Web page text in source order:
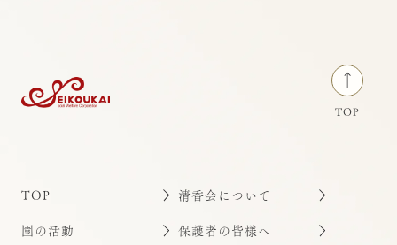
TOP
TOP 清香会について
園の活動 保護者の皆様へ